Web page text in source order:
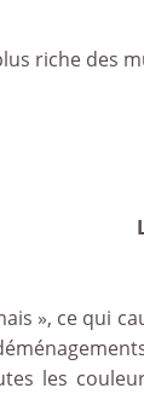
riche des
», ce qui
les